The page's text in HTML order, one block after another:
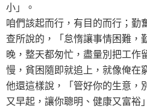
小」。
咱們該起而行，有目的而行；勤
查所說的，「怠惰讓事情困難，
晚，整天都匆忙，盡量別把工作
慢，貧困隨即就追上，就像俺在
他還這樣說，「管好你的生意，
又早起，讓你聰明、健康又富裕